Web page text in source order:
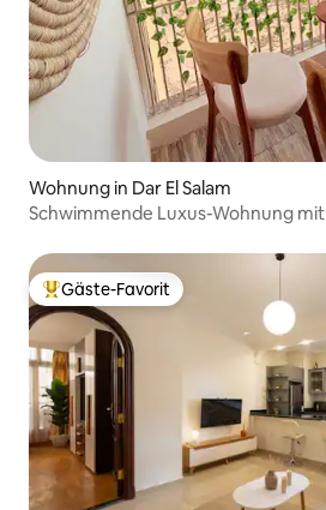
Wohnung in Dar El Salam
Schwimmende Luxus-Wohnung
Beliebter Gäste-Favorit.
Gäste-Favorit